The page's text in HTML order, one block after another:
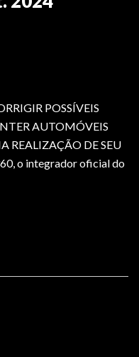
POSSÍVEIS
AUTOMÓVEIS
REALIZAÇÃO DE SEU
o integrador oficial do